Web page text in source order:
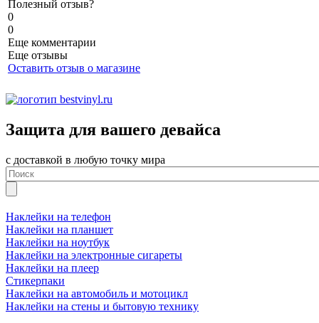
Полезный отзыв?
0
0
Еще комментарии
Еще отзывы
Оставить отзыв о магазине
Защита для вашего девайса
с доставкой в любую точку мира
Наклейки на телефон
Наклейки на планшет
Наклейки на ноутбук
Наклейки на электронные сигареты
Наклейки на плеер
Стикерпаки
Наклейки на автомобиль и мотоцикл
Наклейки на стены и бытовую технику